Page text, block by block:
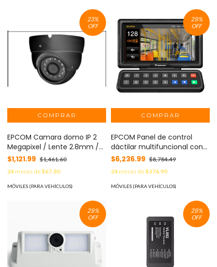
Automática | Compatible
con Body Cam XMR-R3.
MOD: XMRA8R3/V2
23%
OFF
EPCOM Camara domo IP 2
Megapixel / Lente 2.8mm /
uso interior / Compatible
con DVR´s Moviles Streamax
/conector tipo aviación de 6
pines MOD: XMRC1
$1,121.99 $1,461.60
24meses de$67.80
MÓVILES (PARA VEHÍCULOS)
29%
OFF
EPCOM Panel de control
dáctilar multifuncional con
monitor de 7" para MDVR
móvil Streamax MOD:
XMRCP5
$6,236.99 $8,784.49
24meses de$376.90
MÓVILES (PARA VEHÍCULOS)
29%
OFF
29%
OFF